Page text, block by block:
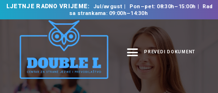
LJETNJE RADNO VRIJEME: Jul/avgust Pon–pet: 08:30h–15:00h
Rad
sa strankama: 09:00h–14:30h
PREVEDI DOKUMENT
NASLOVNA
O NAMA